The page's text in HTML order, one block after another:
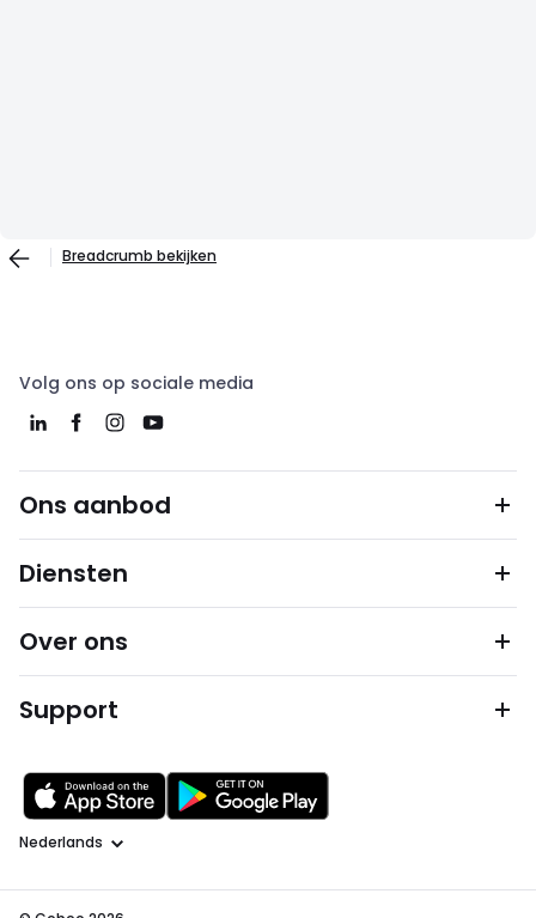
Breadcrumb bekijken
Volg ons op sociale media
Ons aanbod
Diensten
Over ons
Support
Taal